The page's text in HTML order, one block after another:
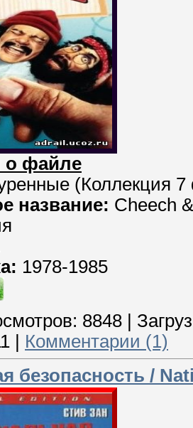
файле
(Коллекция
название: Cheech
1978-1985
8848
Комментарии (1)
безопасность /